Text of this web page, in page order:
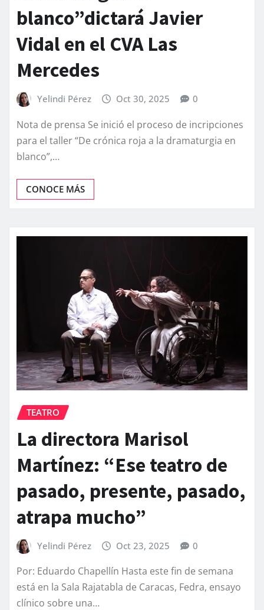
blanco”dictará Javier
Vidal en el CVA Las
Mercedes
Yelindi Pérez Oct 30, 2025 0
Nota de prensa Se inició el proceso de incripciones
para el taller “De crónica roja a la dramaturgia en
blanco”,…
CONOCE MÁS
TEATRO
La directora Marisol
Martínez: “Ese teatro de
pasado, presente, pasado,
atrapa mucho”
Yelindi Pérez Oct 23, 2025 0
Por: Eduardo Chapellín Hasta este fin de semana
está en la Sala Rajatabla de Caracas, Fedra, ensayo
clínico sobre una…